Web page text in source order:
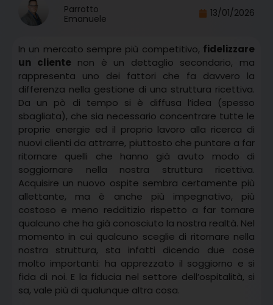
Parrotto
Emanuele
13/01/2026
In un mercato sempre più competitivo, fidelizzare
un clientenon è un dettaglio secondario, ma
rappresenta uno dei fattori che fa davvero la
differenza nella gestione di una struttura ricettiva.
Da un pò di tempo si è diffusa l’idea (spesso
sbagliata), che sia necessario concentrare tutte le
proprie energie ed il proprio lavoro alla ricerca di
nuovi clienti da attrarre, piuttosto che puntare a far
ritornare quelli che hanno già avuto modo di
soggiornare nella nostra struttura ricettiva.
Acquisire un nuovo ospite sembra certamente più
allettante, ma è anche più impegnativo, più
costoso e meno redditizio rispetto a far tornare
qualcuno che ha già conosciuto la nostra realtà. Nel
momento in cui qualcuno sceglie di ritornare nella
nostra struttura, sta infatti dicendo due cose
molto importanti: ha apprezzato il soggiorno e si
fida di noi. E la fiducia nel settore dell’ospitalità, si
sa, vale più di qualunque altra cosa.